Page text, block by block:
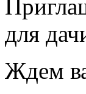
для
Ждем